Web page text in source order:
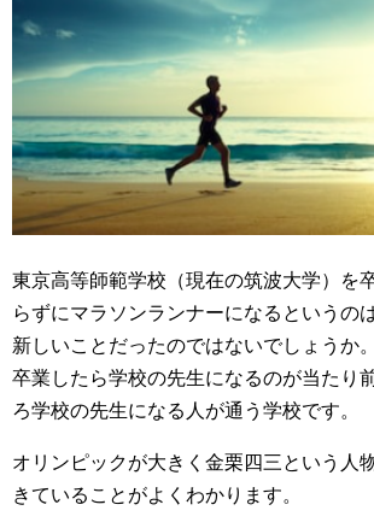
東京高等師範学校（現在の筑波大学）を
らずにマラソンランナーになるというの
新しいことだったのではないでしょうか
卒業したら学校の先生になるのが当たり
ろ学校の先生になる人が通う学校です。
オリンピックが大きく金栗四三という人
きていることがよくわかります。